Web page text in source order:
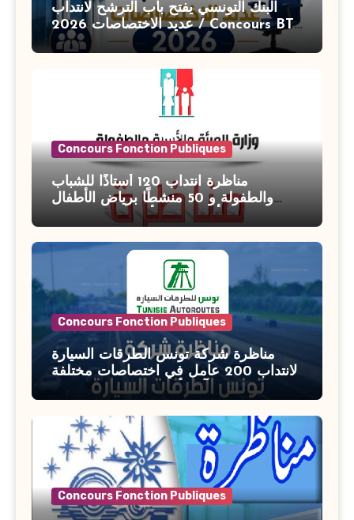
البنك التونسي يفتح باب الترشح لانتداب
عديد الاختصاصات 2026 / Concours BT
Banque de Tunisie 2026
Concours Fonction Publiques
مناظرة انتداب 120 أستاذًا للشباب
والطفولة و 50 منشطًا برياض الأطفال
بوزارة الأسرة والمرأة والطفولة وكبار
السن آخر أجل للتسجيل : 27 جويلية 2026
Concours Fonction Publiques
مناظرة شركة تونس الطرقات السيارة
لانتداب 200 عامل في اختصاصات مختلفة
آخر أجل : 21 جويلية 2026
Concours Fonction Publiques